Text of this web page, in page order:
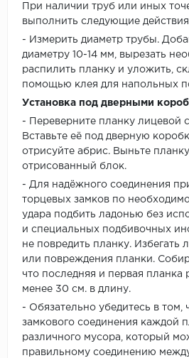
При наличии труб или иных
выполнить следующие
- Измерить диаметр трубы.
диаметру 10-14 мм, вырезать
распилить планку и уложить,
помощью клея для напольных
Установка под дверными
- Переверните планку лицевой
Вставьте её под дверную
отрисуйте абрис. Выньте
отрисованный блок.
- Для надёжного соединения
торцевых замков по
удара подбить ладонью без
и специальных подбивочных
не повредить планку.
или повреждения планки.
что последняя и первая планка
менее 30 см. в длину.
- Обязательно убедитесь в том,
замкового соединения каждой
различного мусора, который
правильному соединению